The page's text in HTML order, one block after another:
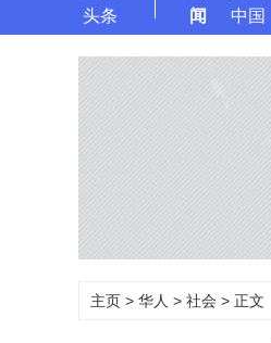
头条
闻
中国
主页 > 华人 > 社会 > 正文